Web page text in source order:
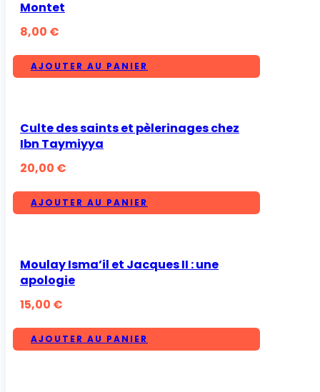
Montet
8,00 €
AJOUTER AU PANIER
Culte des saints et pèlerinages chez
Ibn Taymiyya
20,00 €
AJOUTER AU PANIER
Moulay Isma’il et Jacques II : une
apologie
15,00 €
AJOUTER AU PANIER